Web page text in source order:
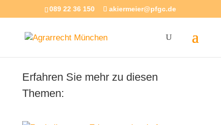
089 22 36 150 akiermeier@pfgc.de
Erfahren Sie mehr zu diesen
Themen: